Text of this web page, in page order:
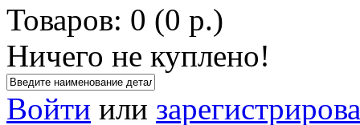
Товаров: 0 (0 р.)
Ничего не куплено!
Войти или